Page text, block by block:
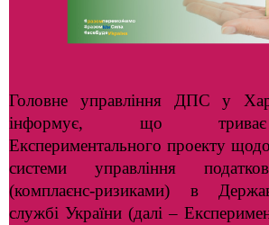
Головне управління ДПС у
інформує, що триває
Експериментального проекту
системи управління
(комплаєнс-ризиками) в
службі України (далі –